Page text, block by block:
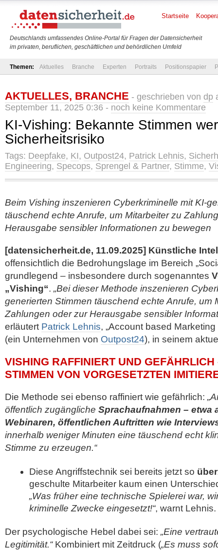
Deutschlands umfassendes Online-Portal für Fragen der Datensicherheit
im privaten, beruflichen, geschäftlichen und behördlichen Umfeld
Startseite
Themen: Aktuelles Branche Experten Portraits Positionspapier
AKTUELLES, BRANCHE - geschrieben von dp
September 11, 2025 0:36 - noch keine Kommentare
KI-Vishing: Bekannte Stimmen
Sicherheitsrisiko
Tags: Deepfake, KI, Outpost24, Patrick Lehnis,
Engineering, Specops, Sprengel & Partner, Stimme,
Beim Vishing inszenieren Cyberkriminelle mit KI-
täuschend echte Anrufe, um Mitarbeiter zu
Herausgabe sensibler Informationen zu bewegen
[datensicherheit.de, 11.09.2025] Künstliche
offensichtlich die Bedrohungslage im Bereich
grundlegend – insbesondere durch sogenanntes
„Vishing“. „Bei dieser Methode inszenieren
generierten Stimmen täuschend echte Anrufe, um
Zahlungen oder zur Herausgabe sensibler
erläutert Patrick Lehnis, „Account based
(ein Unternehmen von Outpost24), in seinem
VISHING RAFFINIERT UND
STIMMEN VON VORGESETZTEN
Die Methode sei ebenso raffiniert wie gefährlich:
öffentlich zugängliche Sprachaufnahmen – etwa
Webinaren, öffentlichen Auftritten wie
innerhalb weniger Minuten eine täuschend echt
Stimme zu erzeugen.“
Diese Angriffstechnik sei bereits jetzt so
geschulte Mitarbeiter kaum einen
„Was früher eine technische Spielerei war,
kriminelle Zwecke eingesetzt!“, warnt Lehnis.
Der psychologische Hebel dabei sei: „Eine
Legitimität.“Kombiniert mit Zeitdruck („Es muss